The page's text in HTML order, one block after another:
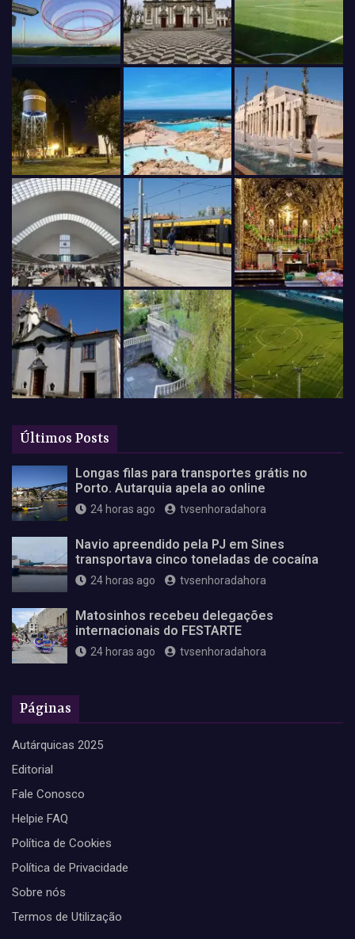
Últimos Posts
Longas filas para transportes grátis no
Porto. Autarquia apela ao online
24 horas ago tvsenhoradahora
Navio apreendido pela PJ em Sines
transportava cinco toneladas de cocaína
24 horas ago tvsenhoradahora
Matosinhos recebeu delegações
internacionais do FESTARTE
24 horas ago tvsenhoradahora
Páginas
Autárquicas 2025
Editorial
Fale Conosco
Helpie FAQ
Política de Cookies
Política de Privacidade
Sobre nós
Termos de Utilização